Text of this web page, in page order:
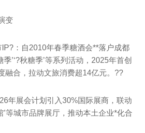
变
：自2010年春季糖酒会**落户成都
季’‘?秋糖季’等系列活动，2025年首创
融合，拉动文旅消费超14亿元。??
年展会计划引入30%国际展商，联动
’等城市品牌展厅，推动本土企业*化合